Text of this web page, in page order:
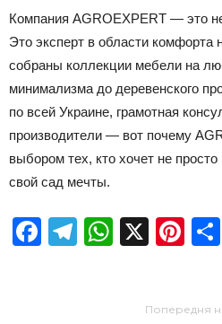
Компания AGROEXPERT — это
Это эксперт в области комфорта
собраны коллекции мебели на
минимализма до деревенского
по всей Украине, грамотная
производители — вот почему
выбором тех, кто хочет не
свой сад мечты.
Facebook
Telegram
X
Попередня